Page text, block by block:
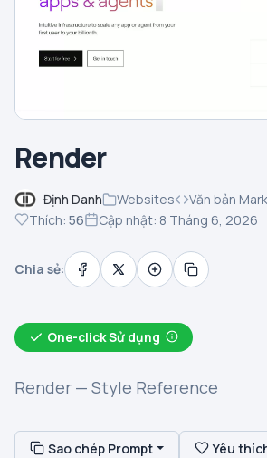
Render
Định Danh Websites Văn bản
Thích: 56 Cập nhật: 8 Tháng 6, 2026
Chia sẻ:
One-click Sử dụng
Render — Style Reference
Sao chép Prompt Yêu